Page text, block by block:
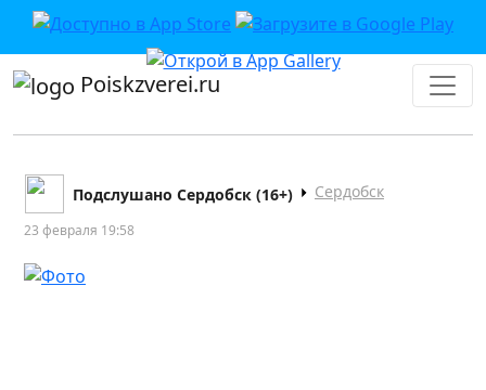
Poiskzverei.ru
Подслушано Сердобск (16+) Сердобск
23 февраля 19:58